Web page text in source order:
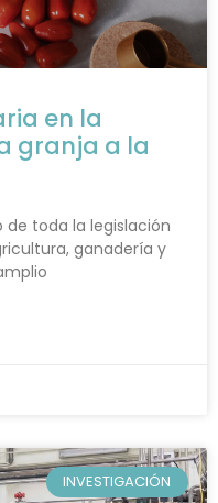
en la
granja a la
de toda la legislación
ganadería y
INVESTIGACIÓN